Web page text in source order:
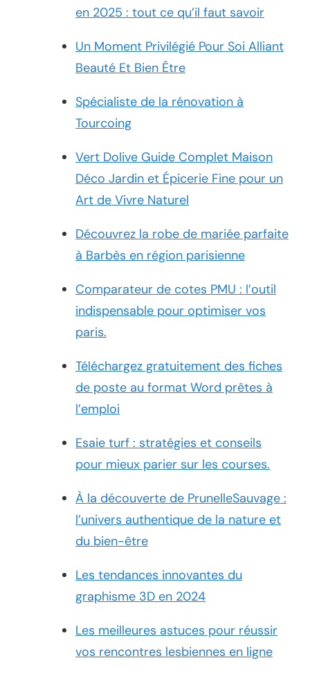
en 2025 : tout ce qu’il faut savoir
Un Moment Privilégié Pour Soi Alliant
Beauté Et Bien Être
Spécialiste de la rénovation à
Tourcoing
Vert Dolive Guide Complet Maison
Déco Jardin et Épicerie Fine pour un
Art de Vivre Naturel
Découvrez la robe de mariée parfaite
à Barbès en région parisienne
Comparateur de cotes PMU : l’outil
indispensable pour optimiser vos
paris.
Téléchargez gratuitement des fiches
de poste au format Word prêtes à
l’emploi
Esaie turf : stratégies et conseils
pour mieux parier sur les courses.
À la découverte de PrunelleSauvage :
l’univers authentique de la nature et
du bien-être
Les tendances innovantes du
graphisme 3D en 2024
Les meilleures astuces pour réussir
vos rencontres lesbiennes en ligne